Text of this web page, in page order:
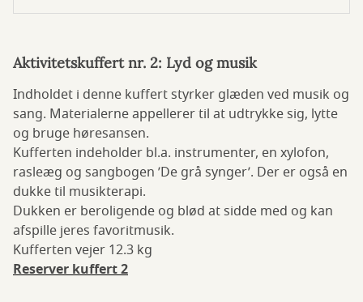
Aktivitetskuffert nr. 2: Lyd og musik
Indholdet i denne kuffert styrker glæden ved musik og
sang. Materialerne appellerer til at udtrykke sig, lytte
og bruge høresansen.
Kufferten indeholder bl.a. instrumenter, en xylofon,
rasleæg og sangbogen ’De grå synger’. Der er også en
dukke til musikterapi.
Dukken er beroligende og blød at sidde med og kan
afspille jeres favoritmusik.
Kufferten vejer 12.3 kg
Reserver kuffert 2